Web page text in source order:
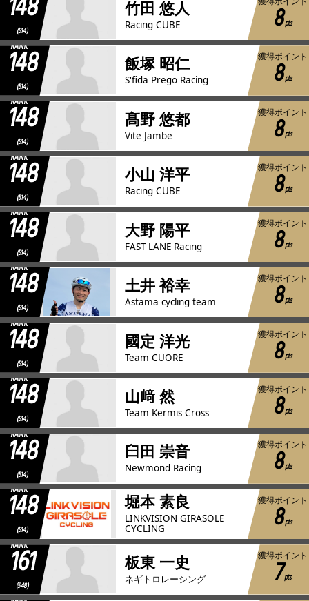
(514)
竹田 悠人
Racing CUBE 8pts
RANK
148
(514)
飯塚 昭仁
S'fida Prego Racing
獲得ポイント
8pts
RANK
148
(514)
髙野 悠都
Vite Jambe
獲得ポイント
8pts
RANK
148
(514)
小山 洋平
Racing CUBE
獲得ポイント
8pts
RANK
148
(514)
大野 陽平
FAST LANE Racing
獲得ポイント
8pts
RANK
148
(514)
土井 裕幸
Astama cycling team
獲得ポイント
8pts
RANK
148
(514)
國定 洋光
Team CUORE
獲得ポイント
8pts
RANK
148
(514)
山﨑 然
Team Kermis Cross
獲得ポイント
8pts
RANK
148
(514)
臼田 崇音
Newmond Racing
獲得ポイント
8pts
RANK
148
(514)
堀本 素良
LINKVISION GIRASOLE
CYCLING
獲得ポイント
8pts
RANK
161
(548)
板東 一史
ネギトロレーシング
獲得ポイント
7pts